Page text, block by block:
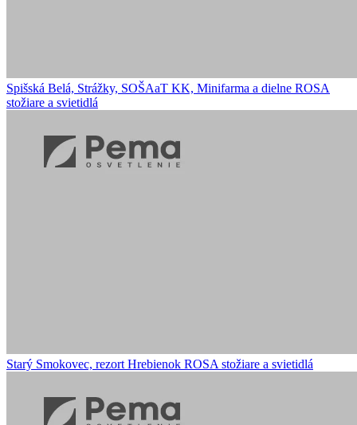
Spišská Belá, Strážky, SOŠAaT KK, Minifarma a dielne ROSA
stožiare a svietidlá
Starý Smokovec, rezort Hrebienok ROSA stožiare a svietidlá